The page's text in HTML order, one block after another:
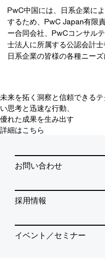
PwC中国には、日系企業に
するため、PwC Japan有限
ー合同会社、PwCコンサル
士法人に所属する公認会計
日系企業の皆様の各種ニー
未来を拓く洞察と信頼できる
い思考と迅速な行動、
優れた成果を生み出す
詳細はこちら
お問い合わせ
採用情報
イベント／セミナー